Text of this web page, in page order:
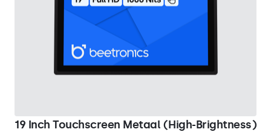
19 Inch Touchscreen Metaal (High-Brightness)